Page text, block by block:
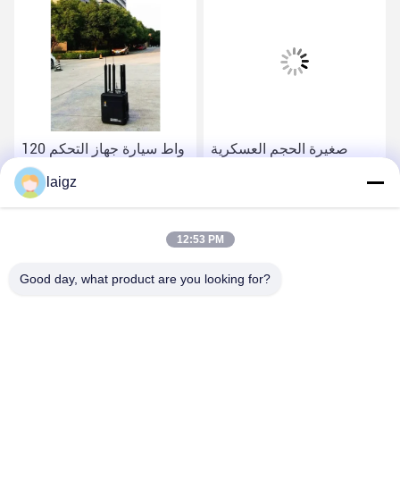
120 واط سيارة جهاز التحكم
عن بعد جهاز تشويش ، 100M
عالية تشويش موبايل المدى
صغيرة الحجم العسكرية
لاسلكية
laigz
12:53 PM
Good day, what product are you looking for?